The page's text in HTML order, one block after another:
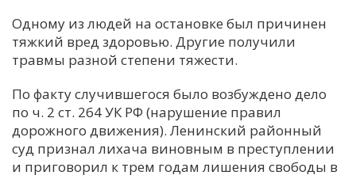
Одному из людей на остановке был причинен
тяжкий вред здоровью. Другие получили
травмы разной степени тяжести.
По факту случившегося было возбуждено дело
по ч. 2 ст. 264 УК РФ (нарушение правил
дорожного движения). Ленинский районный
суд признал лихача виновным в преступлении
и приговорил к трем годам лишения свободы в